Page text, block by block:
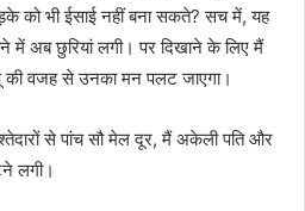
को भी ईसाई नहीं बना सकते? सच में, यह
में अब छुरियां लगी। पर दिखाने के लिए मैं
की वजह से उनका मन पलट जाएगा।
से पांच सौ मेल दूर, मैं अकेली पति और
लगी।